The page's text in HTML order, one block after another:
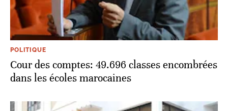
POLITIQUE
Cour des comptes: 49.696 classes encombrées
dans les écoles marocaines